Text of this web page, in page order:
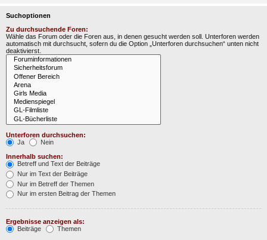
Suchoptionen
Zu durchsuchende Foren:
Wähle das Forum oder die Foren aus, in denen gesucht werden soll. Unterforen werden
automatisch mit durchsucht, sofern du die Option „Unterforen durchsuchen“ unten nicht
deaktivierst.
Unterforen durchsuchen:
Ja
Nein
Innerhalb suchen:
Betreff und Text der Beiträge
Nur im Text der Beiträge
Nur im Betreff der Themen
Nur im ersten Beitrag der Themen
Ergebnisse anzeigen als:
Beiträge
Themen